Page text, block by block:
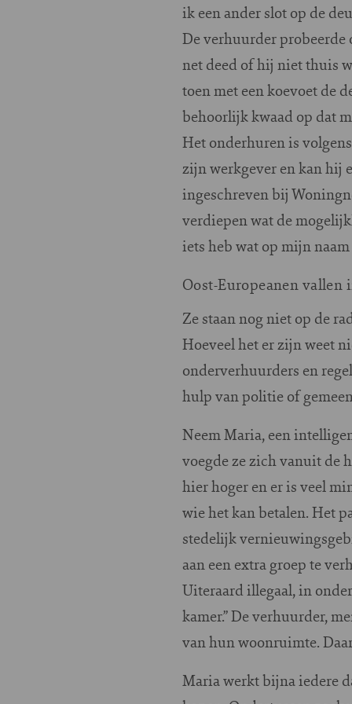
ik een ander slot op de
De verhuurder
net deed of hij niet thuis
toen met een koevoet de
behoorlijk kwaad op dat
Het onderhuren is
zijn werkgever en kan hij
ingeschreven bij
verdiepen wat de
iets heb wat op mijn naam
Oost-Europeanen
Ze staan nog niet op de
Hoeveel het er zijn weet
onderverhuurders en
hulp van politie of
Neem Maria, een
voegde ze zich vanuit de
hier hoger en er is veel
wie het kan betalen. Het
stedelijk
aan een extra groep te
Uiteraard illegaal, in
kamer.” De verhuurder,
van hun woonruimte.
Maria werkt bijna iedere